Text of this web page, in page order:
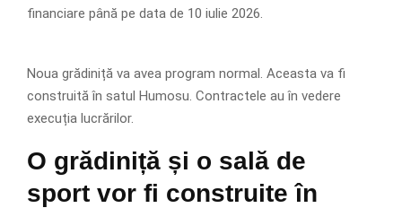
financiare până pe data de 10 iulie 2026.
Noua grădiniță va avea program normal. Aceasta va fi
construită în satul Humosu. Contractele au în vedere
execuția lucrărilor.
O grădiniță și o sală de
sport vor fi construite în